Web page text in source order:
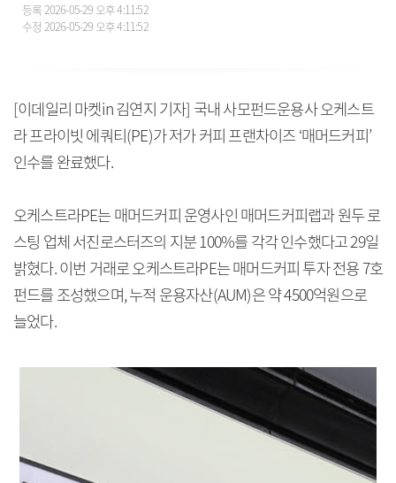
등록2026-05-29 오후 4:11:52
수정 2026-05-29 오후 4:11:52
[이데일리 마켓in 김연지 기자] 국내 사모펀드운용사 오케스트
라 프라이빗 에쿼티(PE)가 저가 커피 프랜차이즈 ‘매머드커피’
인수를 완료했다.
오케스트라PE는 매머드커피 운영사인 매머드커피랩과 원두 로
스팅 업체 서진로스터즈의 지분 100%를 각각 인수했다고 29일
밝혔다. 이번 거래로 오케스트라PE는 매머드커피 투자 전용 7호
펀드를 조성했으며, 누적 운용자산(AUM)은 약 4500억원으로
늘었다.